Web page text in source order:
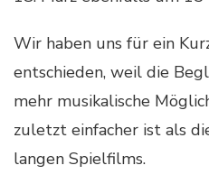
Wir haben uns für ein
entschieden, weil die
mehr musikalische
zuletzt einfacher ist als
langen Spielfilms.